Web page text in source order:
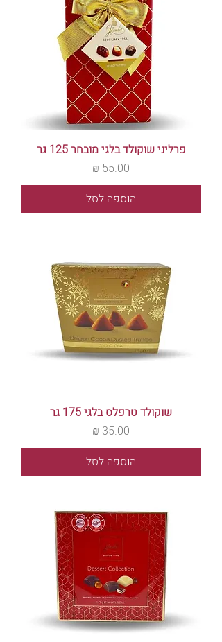
פרליני שוקולד בלגי מובחר 125 גר
מחיר
הוספה לסל
שוקולד טרפלס בלגי 175 גר
מחיר
הוספה לסל